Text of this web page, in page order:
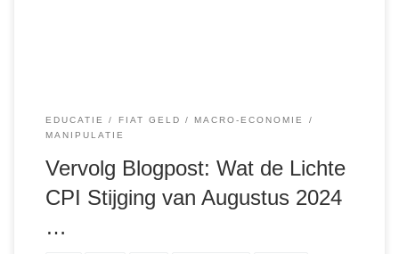
EDUCATIE FIAT GELD
MACRO-ECONOMIE
MANIPULATIE
Vervolg Blogpost: Wat de Lichte
CPI Stijging van Augustus 2024
…